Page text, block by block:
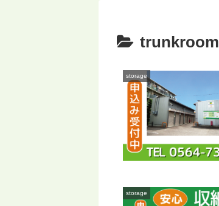
trunkroom
storage
storage